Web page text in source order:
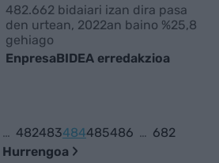
482.662 bidaiari izan dira pasa
den urtean, 2022an baino %25,8
gehiago
EnpresaBIDEA erredakzioa
… 482483484485486 … 682
Hurrengoa